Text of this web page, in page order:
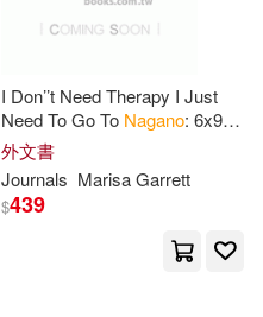
I Don’’t Need Therapy I Just
Need To Go To Nagano: 6x9"
Lined Travel Stamps
Notebook/Journal Funny Gift
Idea For
外文書
Journals Marisa Garrett
$439